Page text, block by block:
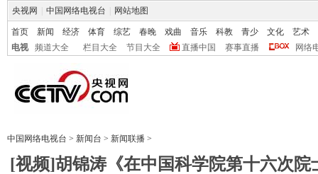
央视网 中国网络电视台 网站地图
首页 新闻 经济 体育 综艺 春晚 戏曲 音乐 科教 青少 文化
艺术
电视
频道大全 栏目大全 节目大全 直播中国 赛事直播 网络
中国网络电视台 > 新闻台 > 新闻联播 >
[视频]胡锦涛《在中国科学院第十六次